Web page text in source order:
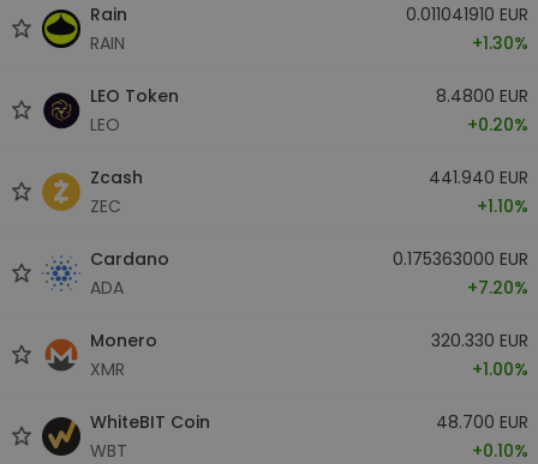
Rain
RAIN
0.011041910 EUR
+1.30%
LEO Token
LEO
8.4800 EUR
+0.20%
Zcash
ZEC
441.940 EUR
+1.10%
Cardano
ADA
0.175363000 EUR
+7.20%
Monero
XMR
320.330 EUR
+1.00%
WhiteBIT Coin
WBT
48.700 EUR
+0.10%